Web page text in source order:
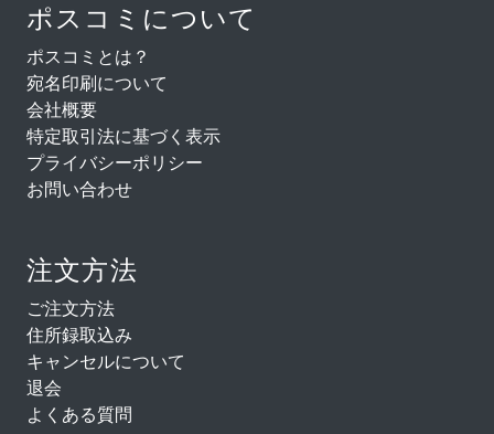
ポスコミについて
ポスコミとは？
宛名印刷について
会社概要
特定取引法に基づく表示
プライバシーポリシー
お問い合わせ
注文方法
ご注文方法
住所録取込み
キャンセルについて
退会
よくある質問